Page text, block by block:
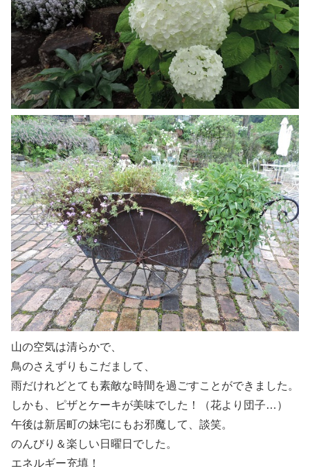
山の空気は清らかで、
鳥のさえずりもこだまして、
雨だけれどとても素敵な時間を過ごすことができました。
しかも、ピザとケーキが美味でした！（花より団子…）
午後は新居町の妹宅にもお邪魔して、談笑。
のんびり＆楽しい日曜日でした。
エネルギー充填！